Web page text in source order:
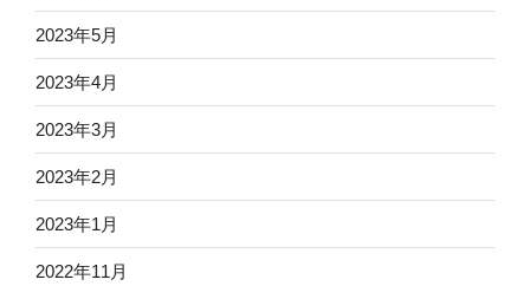
2023年5月
2023年4月
2023年3月
2023年2月
2023年1月
2022年11月